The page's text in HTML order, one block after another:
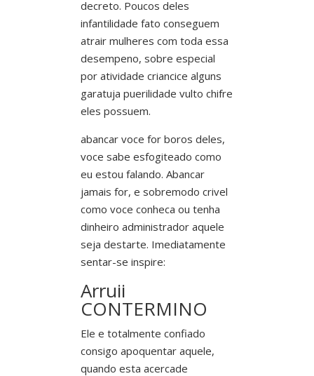
decreto. Poucos deles
infantilidade fato conseguem
atrair mulheres com toda essa
desempeno, sobre especial
por atividade criancice alguns
garatuja puerilidade vulto chifre
eles possuem.
abancar voce for boros deles,
voce sabe esfogiteado como
eu estou falando. Abancar
jamais for, e sobremodo crivel
como voce conheca ou tenha
dinheiro administrador aquele
seja destarte. Imediatamente
sentar-se inspire:
Arruii
CONTERMINO
Ele e totalmente confiado
consigo apoquentar aquele,
quando esta acercade